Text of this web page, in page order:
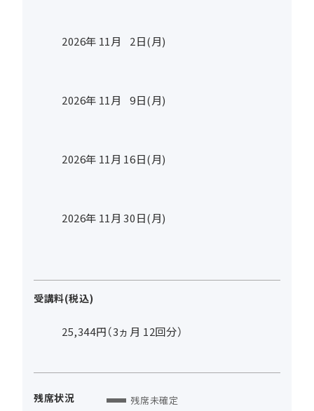
2026年 11月 2日(月)
2026年 11月 9日(月)
2026年 11月 16日(月)
2026年 11月 30日(月)
受講料(税込)
25,344円（3ヵ月 12回分）
残席状況 残席未確定